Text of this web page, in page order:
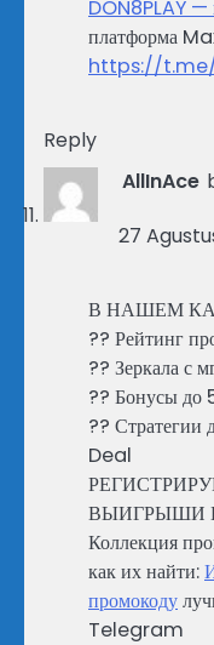
DON8PLAY —
платформа
https://
Reply
AllInAce
27
В НАШЕМ
?? Рейтинг
?? Зеркала с
?? Бонусы до
??
Deal
ВЫИГРЫШИ
Коллекция
как их найти:
промокоду
Telegram